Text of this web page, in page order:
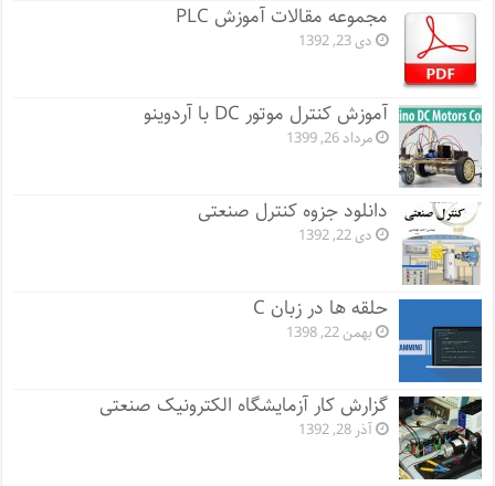
مجموعه مقالات آموزش PLC
دی 23, 1392
آموزش کنترل موتور DC با آردوینو
مرداد 26, 1399
دانلود جزوه کنترل صنعتی
دی 22, 1392
حلقه ها در زبان C
بهمن 22, 1398
گزارش کار آزمایشگاه الکترونیک صنعتی
آذر 28, 1392